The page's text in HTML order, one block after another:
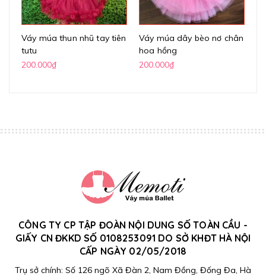
Váy múa thun nhũ tay tiên
tutu
200.000₫
Váy múa dây bèo nơ chân
hoa hồng
200.000₫
CÔNG TY CP TẬP ĐOÀN NỘI DUNG SỐ TOÀN CẦU -
GIẤY CN ĐKKD SỐ 0108253091 DO SỞ KHĐT HÀ NỘI
CẤP NGÀY 02/05/2018
Trụ sở chính: Số 126 ngõ Xã Đàn 2, Nam Đồng, Đống Đa, Hà